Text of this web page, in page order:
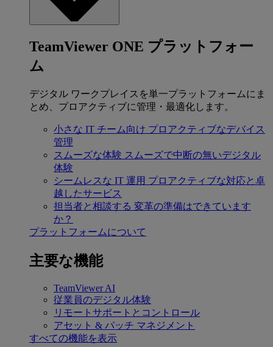
TeamViewer ONE プラットフォー
ム
デジタル ワークプレイスを単一プラットフォームにま
とめ、プロアクティブに管理・最適化します。
小さな IT チーム向け プロアクティブなデバイス
管理
スムーズな体験 スムーズで中断の無いデジタル
体験
シームレスな IT 運用 プロアクティブな対応と卓
越したサービス
担当者と相談する 変革の準備はできています
か？
プラットフォームについて
主要な機能
TeamViewer AI
従業員のデジタル体験
リモートサポートとコントロール
アセット & パッチ マネジメント
すべての機能を表示